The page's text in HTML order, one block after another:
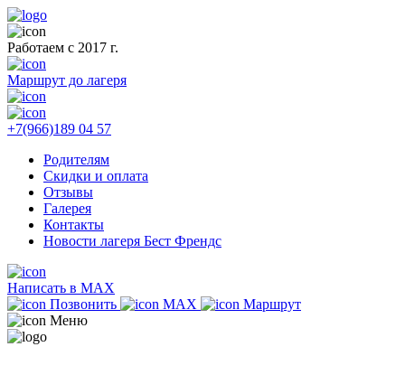
Работаем с 2017 г.
Маршрут до лагеря
+7(966)189 04 57
Родителям
Скидки и оплата
Отзывы
Галерея
Контакты
Новости лагеря Бест Френдс
Написать в MAX
Позвонить
MAX
Маршрут
Меню